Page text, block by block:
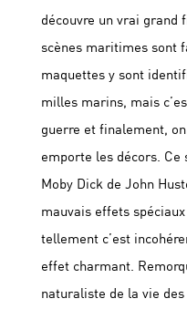
découvre un vrai grand
scènes maritimes sont
maquettes y sont
milles marins, mais
guerre et finalement, on
emporte les décors.
Moby Dick de John
mauvais effets
tellement c’est
effet charmant.
naturaliste de la vie